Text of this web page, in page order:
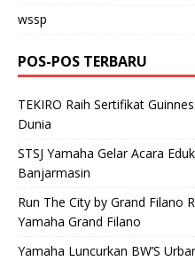
wssp
POS-POS TERBARU
TEKIRO Raih Sertifikat
Dunia
STSJ Yamaha Gelar Acara
Banjarmasin
Run The City by Grand Filano
Yamaha Grand Filano
Yamaha Luncurkan BW’S